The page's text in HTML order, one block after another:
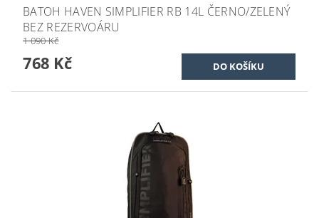
BATOH HAVEN SIMPLIFIER RB 14L ČERNO/ZELENÝ
BEZ REZERVOÁRU
1 090 Kč
768 Kč